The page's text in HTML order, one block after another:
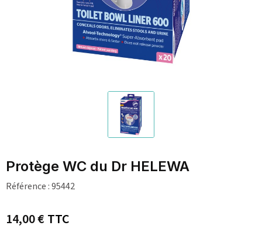
Protège WC du Dr HELEWA
Référence :95442
14,00 €TTC